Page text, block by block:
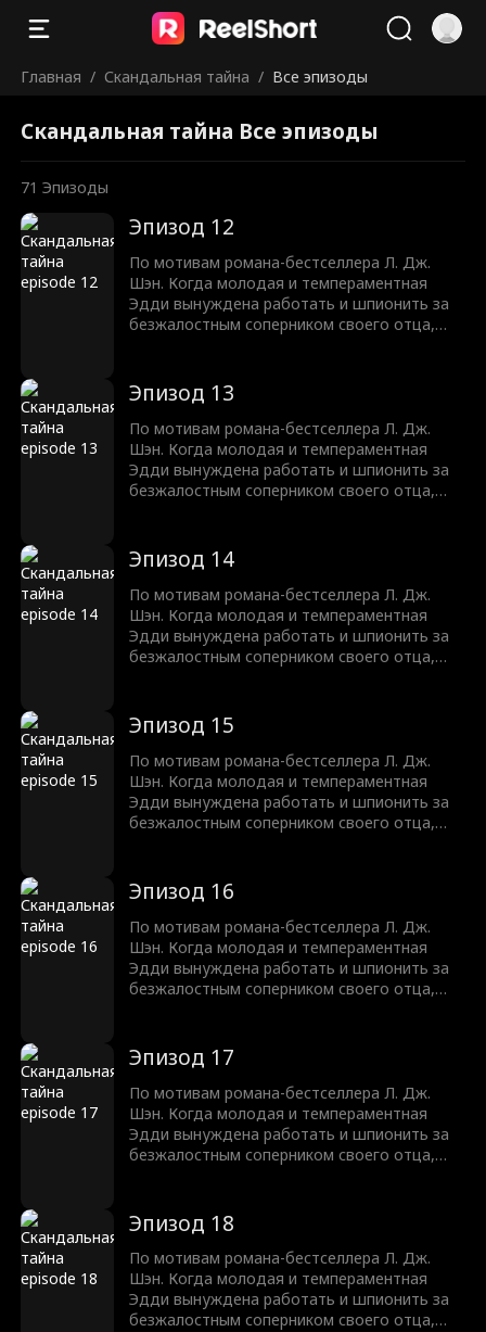
Главная / Скандальная тайна / Все эпизоды
Скандальная тайна Все эпизоды
71 Эпизоды
Эпизод 12
По мотивам романа-бестселлера Л. Дж.
Шэн. Когда молодая и темпераментная
Эдди вынуждена работать и шпионить за
безжалостным соперником своего отца,
любовь с большой разницей в возрасте,
которая может погубить их обоих.
Эпизод 13
По мотивам романа-бестселлера Л. Дж.
Шэн. Когда молодая и темпераментная
Эдди вынуждена работать и шпионить за
безжалостным соперником своего отца,
любовь с большой разницей в возрасте,
которая может погубить их обоих.
Эпизод 14
По мотивам романа-бестселлера Л. Дж.
Шэн. Когда молодая и темпераментная
Эдди вынуждена работать и шпионить за
безжалостным соперником своего отца,
любовь с большой разницей в возрасте,
которая может погубить их обоих.
Эпизод 15
По мотивам романа-бестселлера Л. Дж.
Шэн. Когда молодая и темпераментная
Эдди вынуждена работать и шпионить за
безжалостным соперником своего отца,
любовь с большой разницей в возрасте,
которая может погубить их обоих.
Эпизод 16
По мотивам романа-бестселлера Л. Дж.
Шэн. Когда молодая и темпераментная
Эдди вынуждена работать и шпионить за
безжалостным соперником своего отца,
любовь с большой разницей в возрасте,
которая может погубить их обоих.
Эпизод 17
По мотивам романа-бестселлера Л. Дж.
Шэн. Когда молодая и темпераментная
Эдди вынуждена работать и шпионить за
безжалостным соперником своего отца,
любовь с большой разницей в возрасте,
которая может погубить их обоих.
Эпизод 18
По мотивам романа-бестселлера Л. Дж.
Шэн. Когда молодая и темпераментная
Эдди вынуждена работать и шпионить за
безжалостным соперником своего отца,